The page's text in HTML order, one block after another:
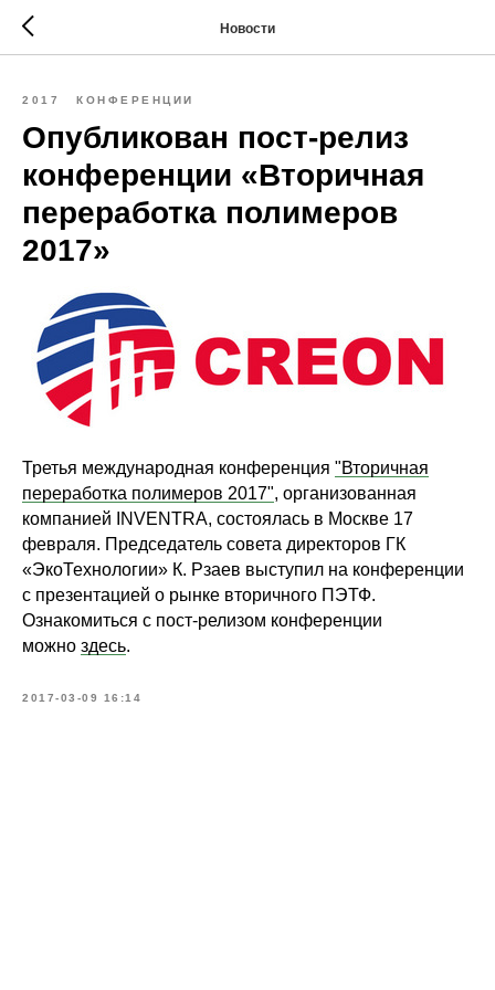
Новости
2017 КОНФЕРЕНЦИИ
Опубликован пост-релиз
конференции «Вторичная
переработка полимеров
2017»
Третья международная конференция "Вторичная
переработка полимеров 2017", организованная
компанией INVENTRA, состоялась в Москве 17
февраля. Председатель совета директоров ГК
«ЭкоТехнологии» К. Рзаев выступил на конференции
с презентацией о рынке вторичного ПЭТФ.
Ознакомиться с пост-релизом конференции
можно здесь.
2017-03-09 16:14